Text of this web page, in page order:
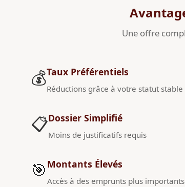
Une offre
💰Taux Préférentiels
Réductions grâce à votre statut stable
📋Dossier Simplifié
Moins de justificatifs requis
🎯 Montants Élevés
Accès à des emprunts plus importants